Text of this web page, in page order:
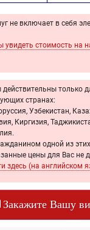
не включает в себя
увидеть стоимость на
только
странах:
Узбекистан,
Киргизия,
одной из
цены для Вас не
здесь (на английском
Закажите Вашу